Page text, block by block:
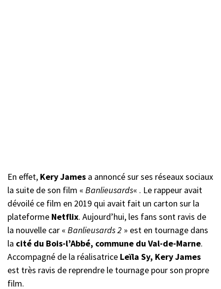
En effet, Kery James a annoncé sur ses réseaux sociaux
la suite de son film « Banlieusards« . Le rappeur avait
dévoilé ce film en 2019 qui avait fait un carton sur la
plateforme Netflix. Aujourd’hui, les fans sont ravis de
la nouvelle car « Banlieusards 2 » est en tournage dans
la cité du Bois-l’Abbé, commune du Val-de-Marne.
Accompagné de la réalisatrice Leïla Sy, Kery James
est très ravis de reprendre le tournage pour son propre
film.